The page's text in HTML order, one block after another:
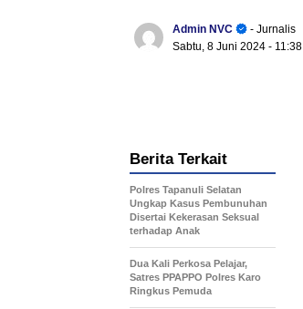
Admin NVC
- Jurnalis
Sabtu, 8 Juni 2024 -
Berita Terkait
Polres Tapanuli Selatan
Ungkap Kasus Pembunuhan
Disertai Kekerasan Seksual
terhadap Anak
Dua Kali Perkosa Pelajar,
Satres PPAPPO Polres Karo
Ringkus Pemuda